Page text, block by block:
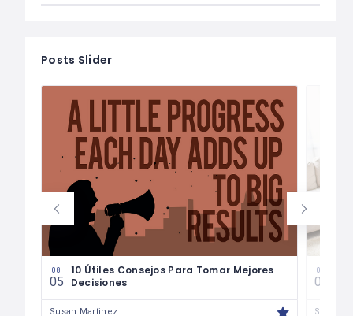
Posts Slider
08
05
10 Útiles Consejos Para Tomar Mejores
Decisiones
Susan Martinez
08
04
Susan